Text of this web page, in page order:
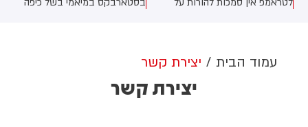
לממשל תינתן אפשרות לערער על
ההחלטה
שמצא מקלט בשירותים, ופאלמר
נעצרה על ידי המשטרה המקומית.
עמוד הבית יצירת קשר
יצירת קשר